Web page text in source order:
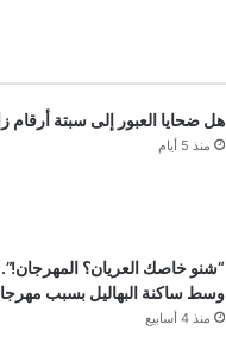
هل ضحايا العبور إلى سبتة أرقام
منذ 5 أيام
“شنو خاصك العريان؟
وسط ساكنة البهاليل بسبب
منذ 4 أسابيع